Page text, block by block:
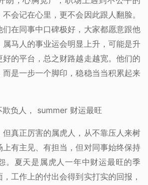
会记在心里，更不会因此跟人翻脸。
在同事中口碑极好，大家都愿意跟他
马人的事业运会明显上升，可能是升
的平台，总之财路越走越宽。他们的
是一步一个脚印，稳稳当当积累起来
负人， summer 财运最旺
但真正厉害的属虎人，从不靠压人来树
有主见、有担当，但对同事始终保持
。夏天是属虎人一年中财运最旺的季
工作上的付出会得到实打实的回报，